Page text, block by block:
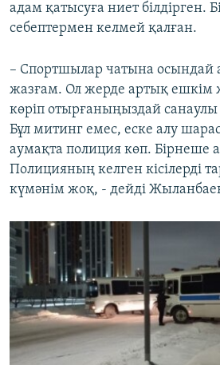
адам қатысуға ниет білдірген.
себептермен келмей қалған.
– Спортшылар чатына осындай
жазғам. Ол жерде артық ешкім
көріп отырғаныңыздай санаулы
Бұл митинг емес, еске алу
аумақта полиция көп. Бірнеше
Полицияның келген кісілерді
күмәнім жоқ, - дейді